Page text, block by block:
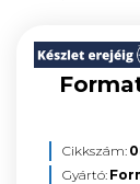
Cikkszám:
Gyártó: